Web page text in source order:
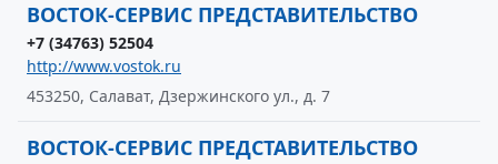
ВОСТОК-СЕРВИС ПРЕДСТАВИТЕЛЬСТВО
+7 (34763) 52504
http://www.vostok.ru
453250, Салават, Дзержинского ул., д. 7
ВОСТОК-СЕРВИС ПРЕДСТАВИТЕЛЬСТВО